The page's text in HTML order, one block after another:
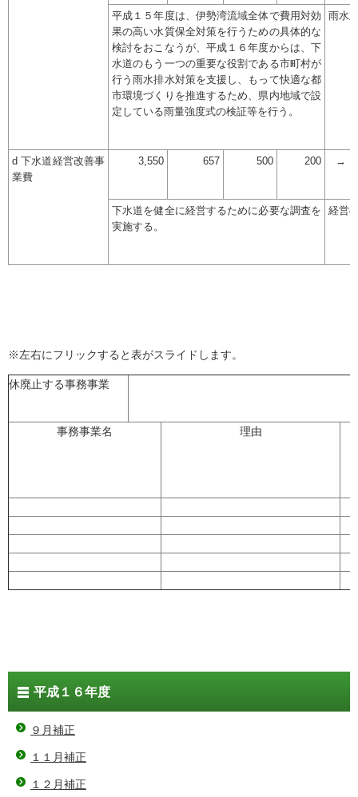
平成１５年度は、伊勢湾流域全体で費用対効
果の高い水質保全対策を行うための具体的な
検討をおこなうが、平成１６年度からは、下
水道のもう一つの重要な役割である市町村が
行う雨水排水対策を支援し、もって快適な都
市環境づくりを推進するため、県内地域で設
定している雨量強度式の検証等を行う。
雨水
d 下水道経営改善事
業費
3,550 657 500 200 →
下水道を健全に経営するために必要な調査を
実施する。
経営
※左右にフリックすると表がスライドします。
休廃止する事務事業
事務事業名 理由
平成１６年度
９月補正
１１月補正
１２月補正